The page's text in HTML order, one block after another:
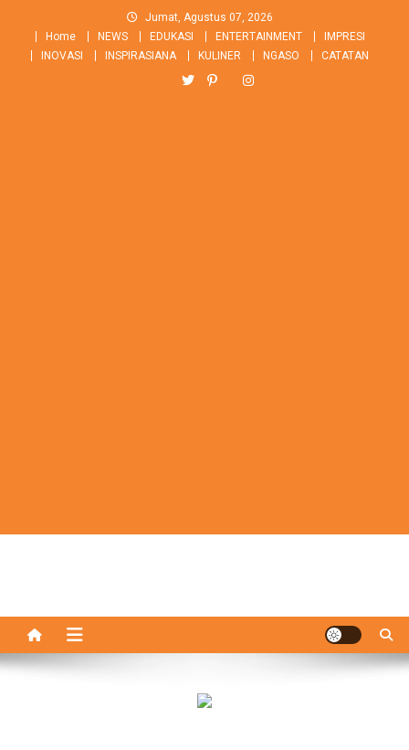
content
Jumat, Agustus 07, 2026
Home
NEWS EDUKASI ENTERTAINMENT
IMPRESI
INOVASI
INSPIRASIANA KULINER NGASO CATATAN